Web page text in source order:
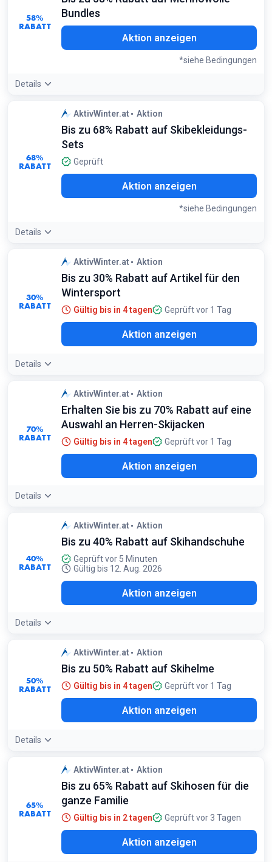
Bedingungen:
Gilt für ausgewählte Modelle von 2117 of Sweden und
58%
RABATT
Bundles
Aktion anzeigen
*siehe Bedingungen
Details
Angebotsdetails:
Diese Sets enthalten oft sowohl
Skiunterwäsche als auch passende Merinosocken, was das
beste Preis-Leistungs-Verhältnis für Basisschichten bietet
Bedingungen:
Nur auf markierte Accezzi Merino-Pakete
68%
RABATT
AktivWinter.at Aktion
Bis zu 68% Rabatt auf Skibekleidungs-
Sets
Geprüft
Aktion anzeigen
*siehe Bedingungen
Details
Angebotsdetails:
Bundles bieten deutlich höhere
Ersparnisse als der Einzelkauf von Jacke und Hose; ideal für
die komplette Erstausstattung
Bedingungen:
Gilt für ausgewählte Aeonian und Helios Sets
30%
RABATT
AktivWinter.at Aktion
Bis zu 30% Rabatt auf Artikel für den
Wintersport
Gültig bis in 4 tagen Geprüft vor 1 Tag
Aktion anzeigen
Details
70%
RABATT
AktivWinter.at Aktion
Erhalten Sie bis zu 70% Rabatt auf eine
Auswahl an Herren-Skijacken
Gültig bis in 4 tagen Geprüft vor 1 Tag
Aktion anzeigen
Details
40%
RABATT
AktivWinter.at Aktion
Bis zu 40% Rabatt auf Skihandschuhe
Geprüft vor 5 Minuten
Gültig bis 12. Aug. 2026
Aktion anzeigen
Details
50%
RABATT
AktivWinter.at Aktion
Bis zu 50% Rabatt auf Skihelme
Gültig bis in 4 tagen Geprüft vor 1 Tag
Aktion anzeigen
Details
65%
RABATT
AktivWinter.at Aktion
Bis zu 65% Rabatt auf Skihosen für die
ganze Familie
Gültig bis in 2 tagen Geprüft vor 3 Tagen
Aktion anzeigen